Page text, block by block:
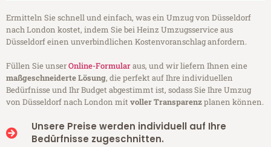
Ermitteln Sie schnell und einfach, was ein Umzug von Düsseldorf
nach London kostet, indem Sie bei Heinz Umzugsservice aus
Düsseldorf einen unverbindlichen Kostenvoranschlag anfordern.
Füllen Sie unserOnline-Formularaus, und wir liefern Ihnen eine
maßgeschneiderte Lösung, die perfekt auf Ihre individuellen
Bedürfnisse und Ihr Budget abgestimmt ist, sodass Sie Ihre Umzug
von Düsseldorf nach London mitvoller Transparenzplanen können.
Unsere Preise werden individuell auf Ihre
Bedürfnisse zugeschnitten.